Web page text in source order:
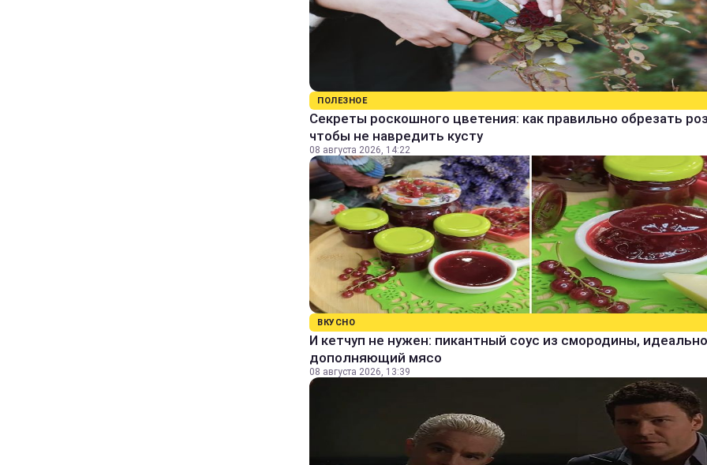
ПОЛЕЗНОЕ
Секреты роскошного цветения: как правильно обрезать
чтобы не навредить кусту
08 августа 2026, 14:22
ВКУСНО
И кетчуп не нужен: пикантный соус из смородины, идеально
дополняющий мясо
08 августа 2026, 13:39